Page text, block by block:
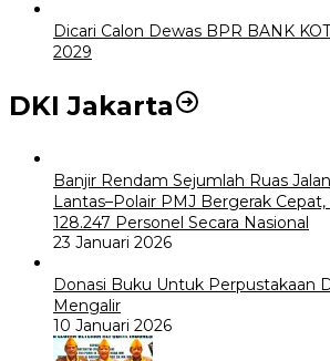
Dicari Calon Dewas BPR BANK
2029
DKI Jakarta
Banjir Rendam Sejumlah Ruas
Lantas–Polair PMJ Bergerak Cepat,
128.247 Personel Secara Nasional
23 Januari 2026
Donasi Buku Untuk Perpustakaan
Mengalir
10 Januari 2026